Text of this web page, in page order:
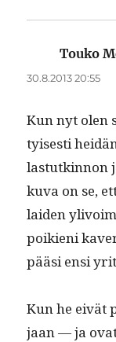
Touko
30.8.2013 20:55
Kun nyt olen
tyis­es­ti
las­tutkin­non
kuva on se,
laiden
poikieni
pääsi ensi
Kun he eivät
jaan — ja